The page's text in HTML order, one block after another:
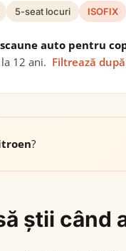
5-seat locuri ISOFIX
auto pentru
12 ani. Filtrează
?
știi când